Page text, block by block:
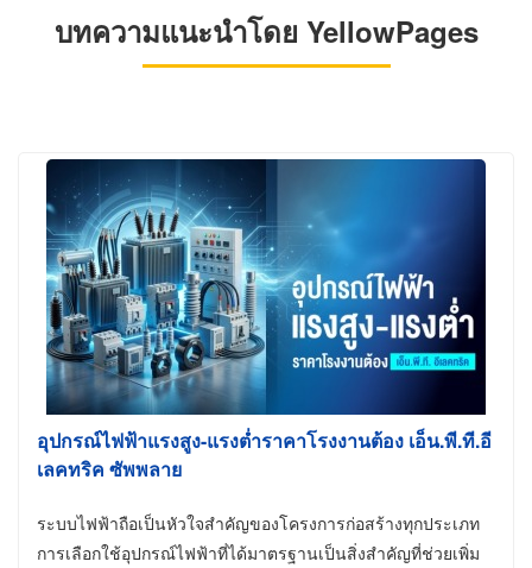
บทความแนะนำโดย YellowPages
อุปกรณ์ไฟฟ้าแรงสูง-แรงต่ำราคาโรงงานต้อง เอ็น.พี.ที.อี
เลคทริค ซัพพลาย
ระบบไฟฟ้าถือเป็นหัวใจสำคัญของโครงการก่อสร้างทุกประเภท
การเลือกใช้อุปกรณ์ไฟฟ้าที่ได้มาตรฐานเป็นสิ่งสำคัญที่ช่วยเพิ่ม